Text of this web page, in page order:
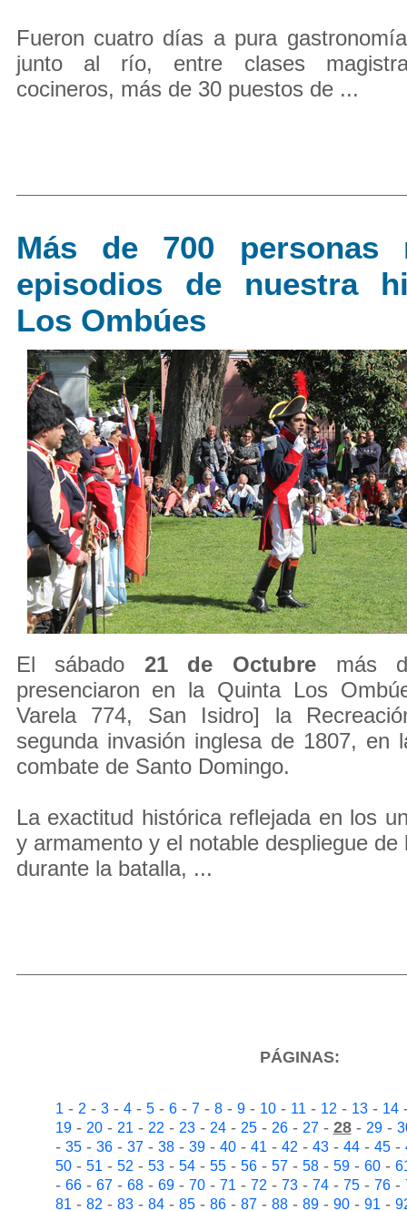
Fueron cuatro días a pura
junto al río, entre clases
cocineros, más de 30 puestos de ...
Más de 700 personas
episodios de nuestra
Los Ombúes
El sábado 21 de Octubre más
presenciaron en la Quinta Los
Varela 774, San Isidro] la
segunda invasión inglesa de 1807, en
combate de Santo Domingo.
La exactitud histórica reflejada en los
y armamento y el notable despliegue
durante la batalla, ...
PÁGINAS:
1- 2- 3- 4- 5- 6- 7- 8- 9- 10- 11- 12- 13- 14
19- 20- 21- 22- 23- 24- 25- 26- 27- 28- 29-
- 35- 36- 37- 38- 39- 40- 41- 42- 43- 44- 45-
50- 51- 52- 53- 54- 55- 56- 57- 58- 59- 60-
- 66- 67- 68- 69- 70- 71- 72- 73- 74- 75- 76-
81- 82- 83- 84- 85- 86- 87- 88- 89- 90- 91-